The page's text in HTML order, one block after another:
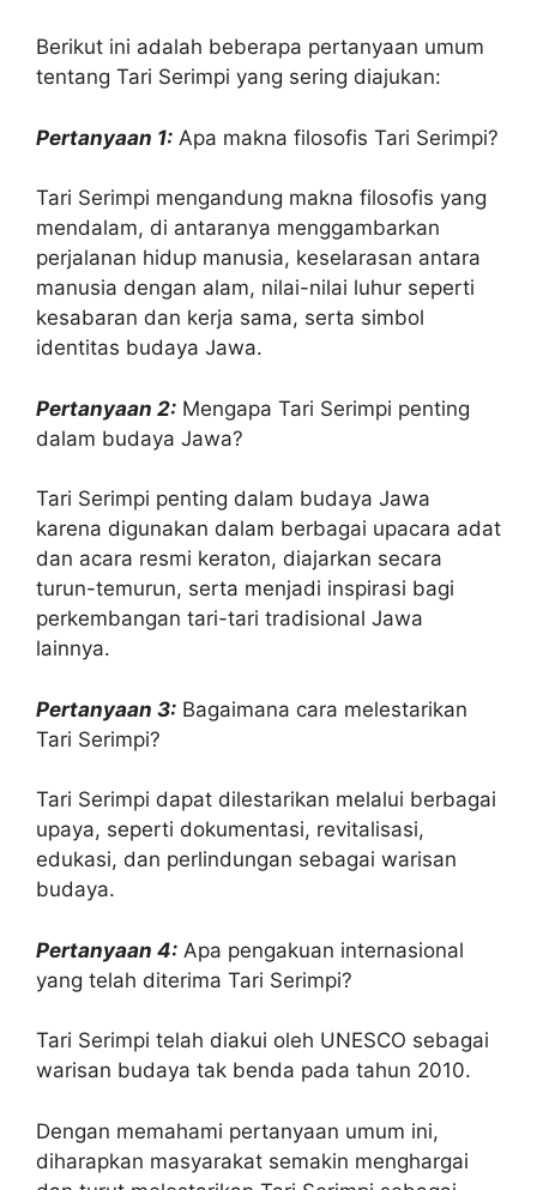
Berikut ini adalah beberapa pertanyaan umum
tentang Tari Serimpi yang sering diajukan:
Pertanyaan 1: Apa makna filosofis Tari Serimpi?
Tari Serimpi mengandung makna filosofis yang
mendalam, di antaranya menggambarkan
perjalanan hidup manusia, keselarasan antara
manusia dengan alam, nilai-nilai luhur seperti
kesabaran dan kerja sama, serta simbol
identitas budaya Jawa.
Pertanyaan 2: Mengapa Tari Serimpi penting
dalam budaya Jawa?
Tari Serimpi penting dalam budaya Jawa
karena digunakan dalam berbagai upacara adat
dan acara resmi keraton, diajarkan secara
turun-temurun, serta menjadi inspirasi bagi
perkembangan tari-tari tradisional Jawa
lainnya.
Pertanyaan 3: Bagaimana cara melestarikan
Tari Serimpi?
Tari Serimpi dapat dilestarikan melalui berbagai
upaya, seperti dokumentasi, revitalisasi,
edukasi, dan perlindungan sebagai warisan
budaya.
Pertanyaan 4: Apa pengakuan internasional
yang telah diterima Tari Serimpi?
Tari Serimpi telah diakui oleh UNESCO sebagai
warisan budaya tak benda pada tahun 2010.
Dengan memahami pertanyaan umum ini,
diharapkan masyarakat semakin menghargai